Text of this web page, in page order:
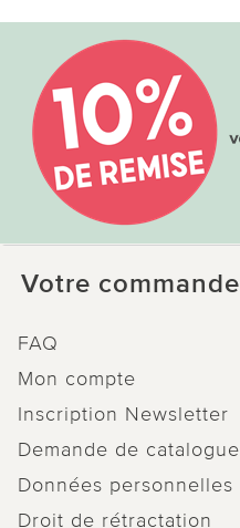
Votre commande
FAQ
Mon compte
Inscription Newsletter
Demande de catalogue
Données personnelles
Droit de rétractation